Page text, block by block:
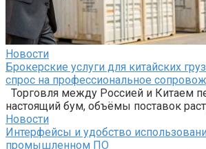
Новости
Брокерские услуги для китайских
спрос на профессиональное
Торговля между Россией и Китаем
настоящий бум, объёмы поставок
Новости
Интерфейсы и удобство
промышленном ПО